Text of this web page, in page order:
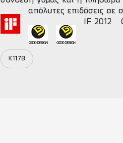
απόλυτες επιδόσεις σε
IF 2012
K117B